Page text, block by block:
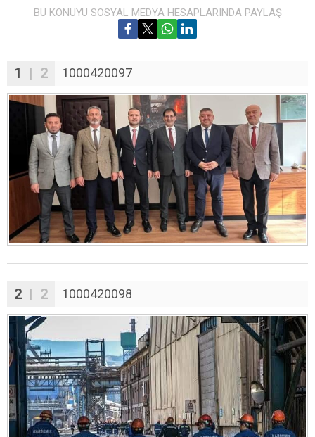
BU KONUYU SOSYAL MEDYA HESAPLARINDA PAYLAŞ
1 | 2 1000420097
2 | 2 1000420098